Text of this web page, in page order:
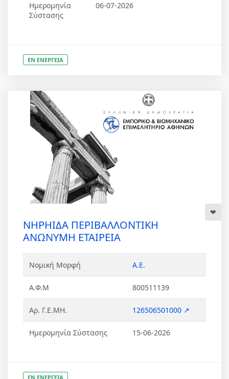
Ημερομηνία
Σύστασης
06-07-2026
ΕΝ ΕΝΕΡΓΕΙΑ
ΝΗΡΗΙΔΑ ΠΕΡΙΒΑΛΛΟΝΤΙΚΗ
ΑΝΩΝΥΜΗ ΕΤΑΙΡΕΙΑ
Νομική Μορφή Α.Ε.
Α.Φ.Μ 800511139
Αρ. Γ.Ε.ΜΗ. 126506501000 ↗
Ημερομηνία Σύστασης 15-06-2026
ΕΝ ΕΝΕΡΓΕΙΑ